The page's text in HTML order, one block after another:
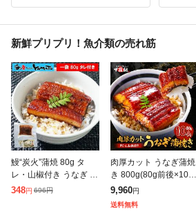
新鮮プリプリ！魚介類の売れ筋
鰻“炭火”蒲焼 80g タ
レ・山椒付き うなぎ ウ
ナギ 丼 丑の日 ひつま
348円 696円
肉厚カット うなぎ蒲焼
き 800g(80g前後×10
袋) カット うなぎ ウナ
ギ 鰻 きざみ タレ 山椒
付き 丑の日 お中元 夏
9,960円
送料無料